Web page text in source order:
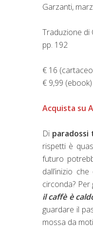
Garzanti,
Traduzione di
pp. 192
€ 16
€ 9,99 (ebook)
Acquista su
Di paradossi
rispetti è
futuro
dall’inizio
circonda?
il caffè è
guardare il
mossa da